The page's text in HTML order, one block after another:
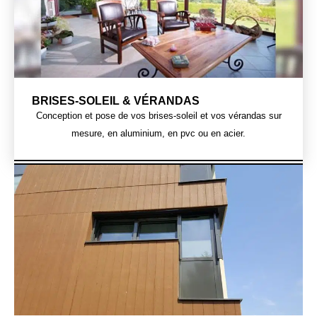
BRISES-SOLEIL & VÉRANDAS
Conception et pose de vos brises-soleil et vos vérandas sur
mesure, en aluminium, en pvc ou en acier.